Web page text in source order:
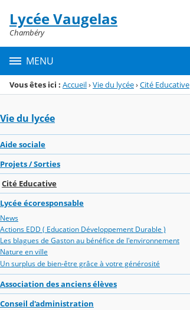
Menu de la rubrique
Contenu
Lycée Vaugelas
Chambéry
MENU
Vous êtes ici : Accueil›Vie du lycée›Cité Educative
Vie du lycée
Aide sociale
Projets / Sorties
Cité Educative
Lycée écoresponsable
News
Actions EDD ( Education Développement Durable )
Les blagues de Gaston au bénéfice de l'environnement
Nature en ville
Un surplus de bien-être grâce à votre générosité
Association des anciens élèves
Conseil d'administration